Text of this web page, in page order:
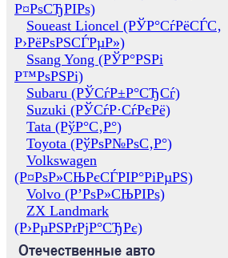
Р¤РѕСЂРІРѕ)
Soueast Lioncel (РЎР°СѓРёСЃС‚
Р›РёРѕРЅСЃРµР»)
Ssang Yong (РЎР°РЅРі
Р™РѕРЅРі)
Subaru (РЎСѓР±Р°СЂСѓ)
Suzuki (РЎСѓР·СѓРєРё)
Tata (РўР°С‚Р°)
Toyota (РўРѕР№РѕС‚Р°)
Volkswagen
(Р¤РѕР»СЊРєСЃРІР°РіРµРЅ)
Volvo (Р’РѕР»СЊРІРѕ)
ZX Landmark
(Р›РµРЅРґРјР°СЂРє)
Отечественные авто